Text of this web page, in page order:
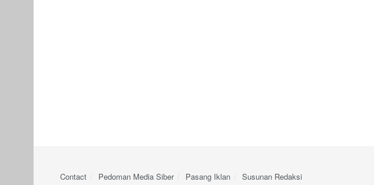
Contact Pedoman Media Siber Pasang Iklan Susunan Redaksi